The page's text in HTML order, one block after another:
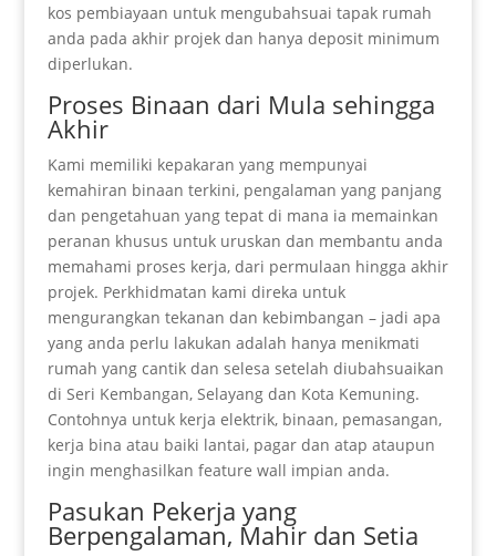
kos pembiayaan untuk mengubahsuai tapak rumah
anda pada akhir projek dan hanya deposit minimum
diperlukan.
Proses Binaan dari Mula sehingga
Akhir
Kami memiliki kepakaran yang mempunyai
kemahiran binaan terkini, pengalaman yang panjang
dan pengetahuan yang tepat di mana ia memainkan
peranan khusus untuk uruskan dan membantu anda
memahami proses kerja, dari permulaan hingga akhir
projek. Perkhidmatan kami direka untuk
mengurangkan tekanan dan kebimbangan – jadi apa
yang anda perlu lakukan adalah hanya menikmati
rumah yang cantik dan selesa setelah diubahsuaikan
di Seri Kembangan, Selayang dan Kota Kemuning.
Contohnya untuk kerja elektrik, binaan, pemasangan,
kerja bina atau baiki lantai, pagar dan atap ataupun
ingin menghasilkan feature wall impian anda.
Pasukan Pekerja yang
Berpengalaman, Mahir dan Setia